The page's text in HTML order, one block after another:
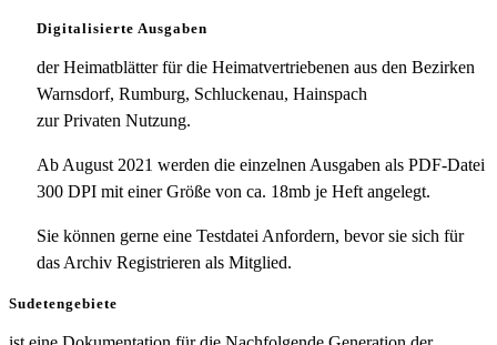
Digitalisierte Ausgaben
der Heimatblätter für die Heimatvertriebenen aus den Bezirken
Warnsdorf, Rumburg, Schluckenau, Hainspach
zur Privaten Nutzung.
Ab August 2021 werden die einzelnen Ausgaben als PDF-Datei
300 DPI mit einer Größe von ca. 18mb je Heft angelegt.
Sie können gerne eine Testdatei Anfordern, bevor sie sich für
das Archiv Registrieren als Mitglied.
Sudetengebiete